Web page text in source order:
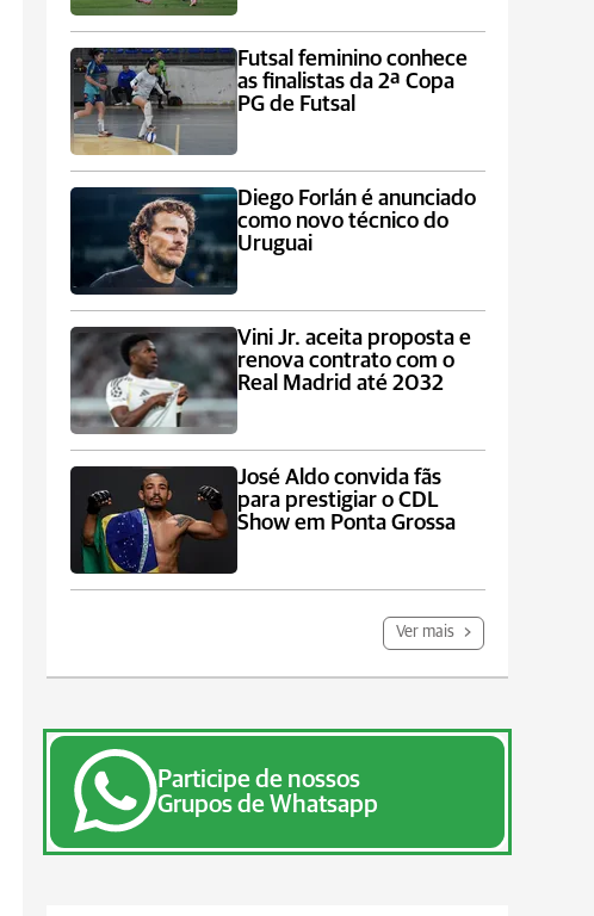
Futsal feminino conhece
as finalistas da 2ª Copa
PG de Futsal
Diego Forlán é anunciado
como novo técnico do
Uruguai
Vini Jr. aceita proposta e
renova contrato com o
Real Madrid até 2032
José Aldo convida fãs
para prestigiar o CDL
Show em Ponta Grossa
Ver mais
Participe de nossos
Grupos de Whatsapp